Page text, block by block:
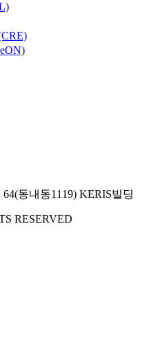
동내동1119) KERIS빌딩
RESERVED